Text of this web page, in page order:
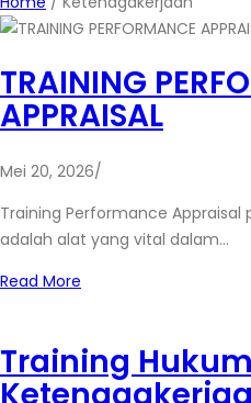
TRAINING
APPRAISAL
Mei 20, 2026/
Training Performance Appraisal
adalah alat yang vital dalam…
Read More
Training Hukum